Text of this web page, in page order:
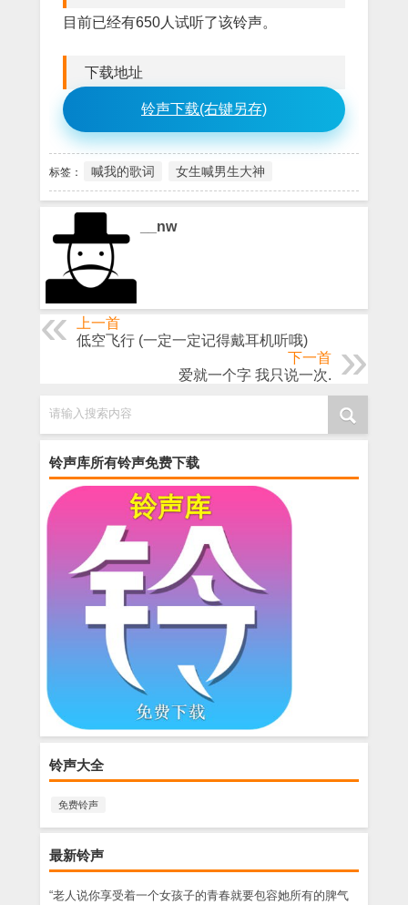
目前已经有650人试听了该铃声。
下载地址
铃声下载(右键另存)
标签： 喊我的歌词 女生喊男生大神
__nw
上一首
低空飞行 (一定一定记得戴耳机听哦)
下一首
爱就一个字 我只说一次.
请输入搜索内容
铃声库所有铃声免费下载
铃声大全
免费铃声
最新铃声
“老人说你享受着一个女孩子的青春就要包容她所有的脾气